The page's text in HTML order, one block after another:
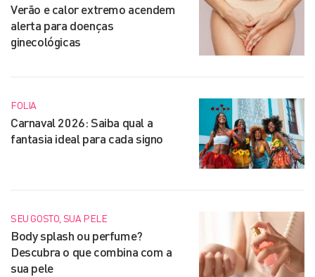
Verão e calor extremo acendem
alerta para doenças
ginecológicas
FOLIA
Carnaval 2026: Saiba qual a
fantasia ideal para cada signo
SEU GOSTO, SUA PELE
Body splash ou perfume?
Descubra o que combina com a
sua pele